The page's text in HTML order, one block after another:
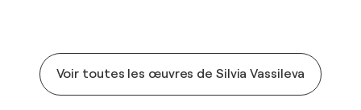
Voir toutes les œuvres de Silvia Vassileva